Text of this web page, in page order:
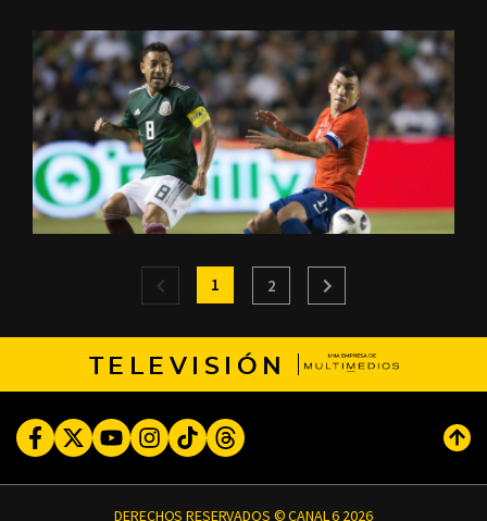
1 2
TELEVISIÓN
FacebookTwitterYoutubeInstagram
TikTokThreads
DERECHOS RESERVADOS © CANAL 6 2026